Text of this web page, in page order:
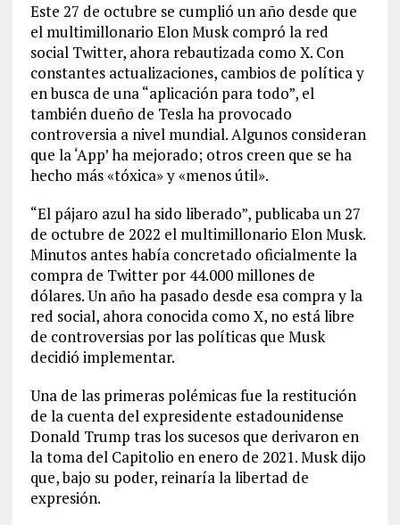
Este 27 de octubre se cumplió un año desde que
el multimillonario Elon Musk compró la red
social Twitter, ahora rebautizada como X. Con
constantes actualizaciones, cambios de política y
en busca de una “aplicación para todo”, el
también dueño de Tesla ha provocado
controversia a nivel mundial. Algunos consideran
que la ‘App’ ha mejorado; otros creen que se ha
hecho más «tóxica» y «menos útil».
“El pájaro azul ha sido liberado”, publicaba un 27
de octubre de 2022 el multimillonario Elon Musk.
Minutos antes había concretado oficialmente la
compra de Twitter por 44.000 millones de
dólares. Un año ha pasado desde esa compra y la
red social, ahora conocida como X, no está libre
de controversias por las políticas que Musk
decidió implementar.
Una de las primeras polémicas fue la restitución
de la cuenta del expresidente estadounidense
Donald Trump tras los sucesos que derivaron en
la toma del Capitolio en enero de 2021. Musk dijo
que, bajo su poder, reinaría la libertad de
expresión.